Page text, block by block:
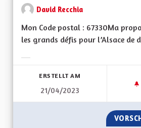
David Recchia
Mon Code postal : 67330Ma
les grands défis pour l’Alsace de
ERSTELLT AM
21/04/2023